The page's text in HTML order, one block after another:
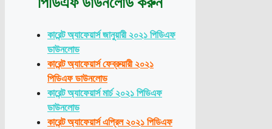
কারেন্ট অ্যাফেয়ার্স জানুয়ারী ২০২১ পিডিএফ
ডাউনলোড
কারেন্ট অ্যাফেয়ার্স ফেব্রুয়ারী ২০২১
পিডিএফ ডাউনলোড
কারেন্ট অ্যাফেয়ার্স মার্চ ২০২১ পিডিএফ
ডাউনলোড
কারেন্ট অ্যাফেয়ার্স এপ্রিল ২০২১ পিডিএফ